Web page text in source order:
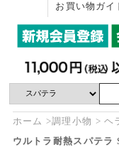
お買い物ガイ
ホーム 調理小物 ヘ
ウルトラ耐熱スパテ